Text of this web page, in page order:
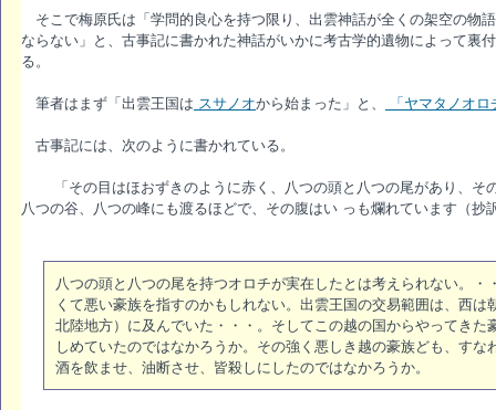
そこで梅原氏は「学問的良心を持つ限り、出雲神話が全くの架空の物
ならない」と、古事記に書かれた神話がいかに考古学的遺物によって裏
る。
筆者はまず「出雲王国は スサノオから始まった」と、 「ヤマタノオロ
古事記には、次のように書かれている。
「その目はほおずきのように赤く、八つの頭と八つの尾があり、そ
八つの谷、八つの峰にも渡るほどで、その腹はい っも爛れています（抄
八つの頭と八つの尾を持つオロチが実在したとは考えられない。
くて悪い豪族を指すのかもしれない。出雲王国の交易範囲は、西は
北陸地方）に及んでいた・・・。そしてこの越の国からやってき
しめていたのではなかろうか。その強く悪しき越の豪族ども、す
酒を飲ませ、油断させ、皆殺しにしたのではなかろうか。